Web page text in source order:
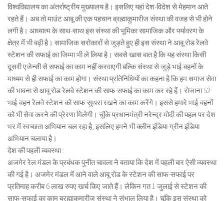
विश्वविद्यालय का अंतर्राष्ट्रीय मुख्यालय है। इसलिए यहां देश-विदेश से मेहमान आते
रहते हैं। अब तो माउंट आबू की एक पहचान ब्रह्माकुमारीज संस्था की वजह से भी होने
लगी है। आध्यात्म के साथ-साथ इस संस्था की भूमिका सामाजिक और पर्यावरण के
क्षेत्र में भी बढ़ी है। सामाजिक सरोकारों से जुड़ते हुए ही इस संस्था ने आबू रोड रेलवे
स्टेशन की सफाई का जिम्मा भी ले लिया है। सबसे खास बात है कि यह संस्था किसी
दूसरी एजेन्सी से सफाई का काम नहीं करवाएगी बल्कि संस्था से जुड़े भाई-बहनों के
माध्यम से ही सफाई का काम होगा। संस्था प्रतिनिधियों का कहना है कि हम समाज सेवा
की भावना से आबू रोड रेलवे स्टेशन की साफ-सफाई का काम कर रहे हैं। रोजाना 52
भाई-बहन रेलवे स्टेशन को साफ-सुथरा रखने का काम करेंगे। इससे हमारे भाई-बहनों
को भी सेवा करने की प्रेरणा मिलेगी। चूंकि प्रधानमंत्री नरेन्द्र मोदी की पहल पर देश
भर में स्वच्छता अभियान चल रहा है, इसलिए हमने भी क्लीन इंडिया-ग्रीन इंडिया
अभियान चलाया है।
देश की पहली व्यवस्था :
अजमेर रेल मंडल के प्रबंधक पुनीत चावला ने बताया कि देश में पहली बार ऐसी व्यवस्था
की गई है। अजमेर मंडल में आने वाले आबू रोड के स्टेशन की साफ-सफाई पर
प्रतिमाह करीब 6 लाख रुपए खर्च किए जाते हैं। लेकिन गत 1 जुलाई से स्टेशन की
साफ-सफाई का काम ब्रह्माकुमारीज संस्था ने संभाल लिया है। चूंकि इस संस्था को